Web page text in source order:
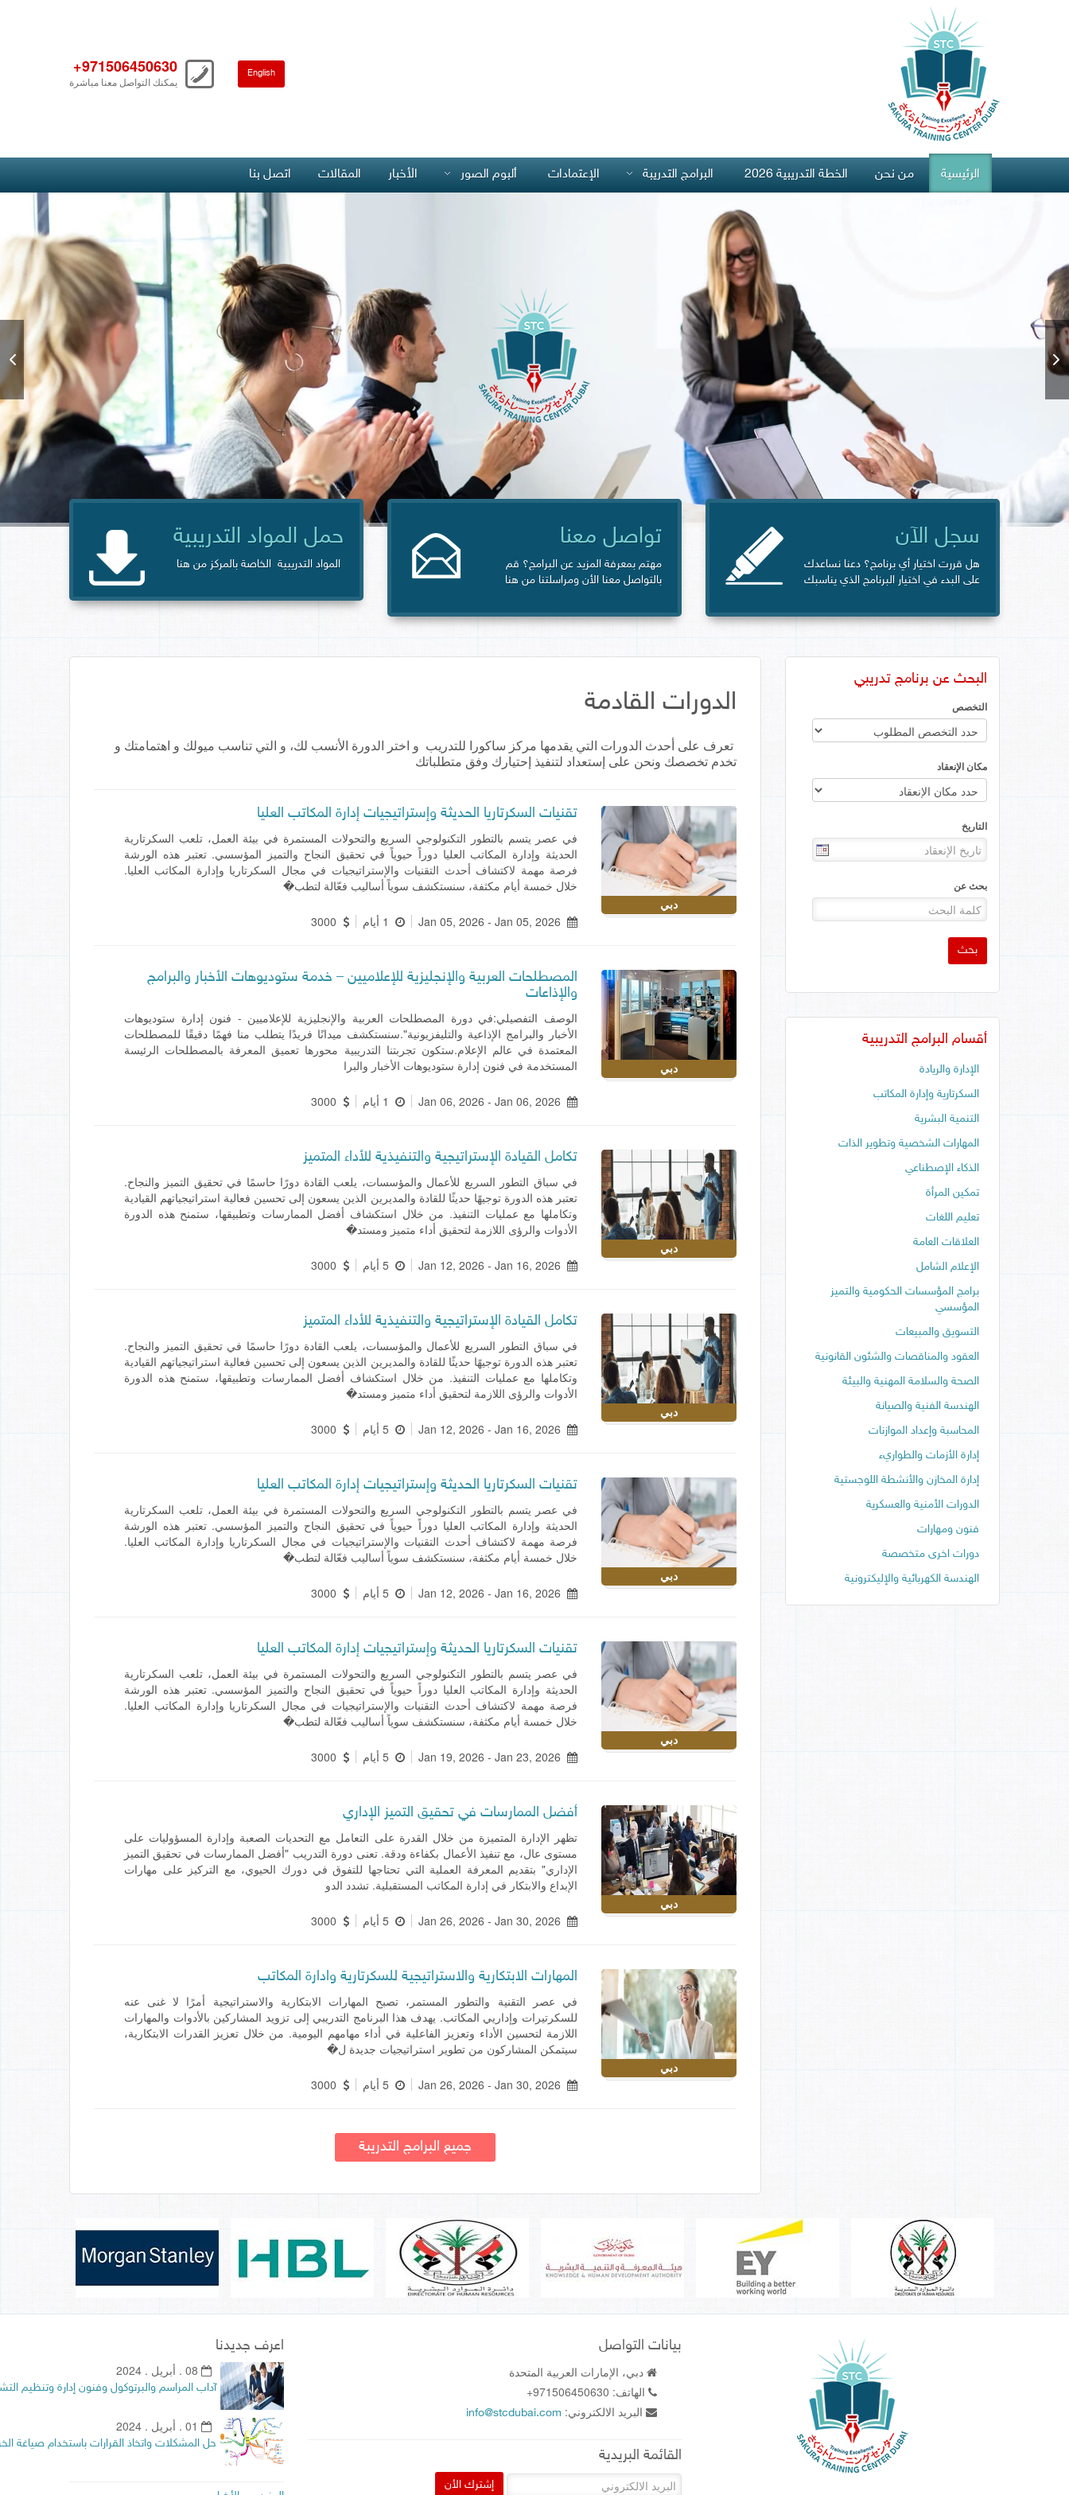
+971506450630
يمكنك التواصل معنا مباشرة
English
الرئيسية من نحن الخطة التدريبية 2026 البرامج التدريبة الإعتمادات ألبوم الصور الأخبار المقالات اتصل بنا
سجل الآن
هل قررت اختيار أي برنامج؟ دعنا نساعدك
على البدء في اختيار البرنامج الذي يناسبك
تواصل معنا
مهتم بمعرفة المزيد عن البرامج؟ قم
بالتواصل معنا الأن ومراسلتنا من هنا
حمل المواد التدريبية
المواد التدريبية الخاصة بالمركز من هنا
البحث عن برنامج تدريبي
التخصص
مكان الإنعقاد
التاريخ
بحث عن
بحث
أقسام البرامج التدريبية
الإدارة والريادة
السكرتارية وإدارة المكاتب
التنمية البشرية
المهارات الشخصية وتطوير الذات
الذكاء الإصطناعي
تمكين المرأة
تعليم اللغات
العلاقات العامة
الإعلام الشامل
برامج المؤسسات الحكومية والتميز
المؤسسي
التسويق والمبيعات
العقود والمناقصات والشئون القانونية
الصحة والسلامة المهنية والبيئة
الهندسة الفنية والصيانة
المحاسبة وإعداد الموازنات
إدارة الأزمات والطواريء
إدارة المخازن والأنشطة اللوجستية
الدورات الأمنية والعسكرية
فنون ومهارات
دورات اخرى متخصصة
الهندسة الكهربائية والإليكترونية
الدورات القادمة
تعرف على أحدث الدورات التي يقدمها مركز ساكورا للتدريب و اختر الدورة الأنسب لك، و التي تناسب ميولك و اهتمامتك و
تخدم تخصصك ونحن على إستعداد لتنفيذ إحتيارك وفق متطلباتك
دبي
تقنيات السكرتاريا الحديثة وإستراتيجيات إدارة المكاتب العليا
في عصر يتسم بالتطور التكنولوجي السريع والتحولات المستمرة في بيئة العمل، تلعب السكرتارية
الحديثة وإدارة المكاتب العليا دوراً حيوياً في تحقيق النجاح والتميز المؤسسي. تعتبر هذه الورشة
فرصة مهمة لاكتشاف أحدث التقنيات والإستراتيجيات في مجال السكرتاريا وإدارة المكاتب العليا.
خلال خمسة أيام مكثفة، سنستكشف سوياً أساليب فعّالة لتطب�
دبي
المصطلحات العربية والإنجليزية للإعلاميين – خدمة ستوديوهات الأخبار والبرامج
والإذاعات
الوصف التفصيلي:في دورة المصطلحات العربية والإنجليزية للإعلاميين - فنون إدارة ستوديوهات
الأخبار والبرامج الإذاعية والتليفزيونية".سنستكشف ميدانًا فريدًا يتطلب منا فهمًا دقيقًا للمصطلحات
المعتمدة في عالم الإعلام.ستكون تجربتنا التدريبية محورها تعميق المعرفة بالمصطلحات الرئيسة
المستخدمة في فنون إدارة ستوديوهات الأخبار والبرا
دبي
تكامل القيادة الإستراتيجية والتنفيذية للأداء المتميز
في سباق التطور السريع للأعمال والمؤسسات، يلعب القادة دورًا حاسمًا في تحقيق التميز والنجاح.
تعتبر هذه الدورة توجيهًا حديثًا للقادة والمديرين الذين يسعون إلى تحسين فعالية استراتيجياتهم القيادية
وتكاملها مع عمليات التنفيذ. من خلال استكشاف أفضل الممارسات وتطبيقها، ستمنح هذه الدورة
الأدوات والرؤى اللازمة لتحقيق أداء متميز ومستد�
دبي
تكامل القيادة الإستراتيجية والتنفيذية للأداء المتميز
في سباق التطور السريع للأعمال والمؤسسات، يلعب القادة دورًا حاسمًا في تحقيق التميز والنجاح.
تعتبر هذه الدورة توجيهًا حديثًا للقادة والمديرين الذين يسعون إلى تحسين فعالية استراتيجياتهم القيادية
وتكاملها مع عمليات التنفيذ. من خلال استكشاف أفضل الممارسات وتطبيقها، ستمنح هذه الدورة
الأدوات والرؤى اللازمة لتحقيق أداء متميز ومستد�
دبي
تقنيات السكرتاريا الحديثة وإستراتيجيات إدارة المكاتب العليا
في عصر يتسم بالتطور التكنولوجي السريع والتحولات المستمرة في بيئة العمل، تلعب السكرتارية
الحديثة وإدارة المكاتب العليا دوراً حيوياً في تحقيق النجاح والتميز المؤسسي. تعتبر هذه الورشة
فرصة مهمة لاكتشاف أحدث التقنيات والإستراتيجيات في مجال السكرتاريا وإدارة المكاتب العليا.
خلال خمسة أيام مكثفة، سنستكشف سوياً أساليب فعّالة لتطب�
دبي
تقنيات السكرتاريا الحديثة وإستراتيجيات إدارة المكاتب العليا
في عصر يتسم بالتطور التكنولوجي السريع والتحولات المستمرة في بيئة العمل، تلعب السكرتارية
الحديثة وإدارة المكاتب العليا دوراً حيوياً في تحقيق النجاح والتميز المؤسسي. تعتبر هذه الورشة
فرصة مهمة لاكتشاف أحدث التقنيات والإستراتيجيات في مجال السكرتاريا وإدارة المكاتب العليا.
خلال خمسة أيام مكثفة، سنستكشف سوياً أساليب فعّالة لتطب�
دبي
أفضل الممارسات في تحقيق التميز الإداري
تظهر الإدارة المتميزة من خلال القدرة على التعامل مع التحديات الصعبة وإدارة المسؤوليات على
مستوى عال، مع تنفيذ الأعمال بكفاءة ودقة. تعنى دورة التدريب "أفضل الممارسات في تحقيق التميز
الإداري" بتقديم المعرفة العملية التي تحتاجها للتفوق في دورك الحيوي، مع التركيز على مهارات
الإبداع والابتكار في إدارة المكاتب المستقبلية. تشدد الدو
دبي
المهارات الابتكارية والاستراتيجية للسكرتارية وادارة المكاتب
في عصر التقنية والتطور المستمر، تصبح المهارات الابتكارية والاستراتيجية أمرًا لا غنى عنه
للسكرتيرات وإداريي المكاتب. يهدف هذا البرنامج التدريبي إلى تزويد المشاركين بالأدوات والمهارات
اللازمة لتحسين الأداء وتعزيز الفاعلية في أداء مهامهم اليومية. من خلال تعزيز القدرات الابتكارية،
سيتمكن المشاركون من تطوير استراتيجيات جديدة ل�
جميع البرامج التدريبة
بيانات التواصل
دبي، الإمارات العربية المتحدة
الهاتف: +971506450630
البريد الالكتروني: info@stcdubai.com
القائمة البريدية
إشترك الأن
اعرف جديدنا
08 . أبريل . 2024
آداب المراسم والبرتوكول وفنون إدارة وتنظيم
01 . أبريل . 2024
حل المشكلات واتخاذ القرارات باستخدام صياغة